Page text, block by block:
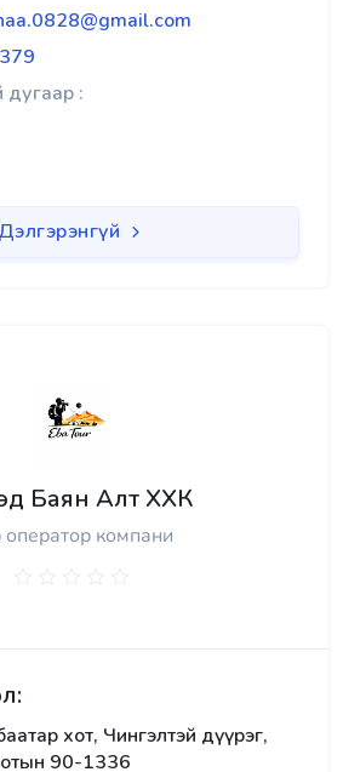
дугаар :
Дэлгэрэнгүй
Баян Алт ХХК
оператор компани
хот, Чингэлтэй дүүрэг,
90-1336